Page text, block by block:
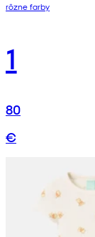
rôzne farby
1
80
€